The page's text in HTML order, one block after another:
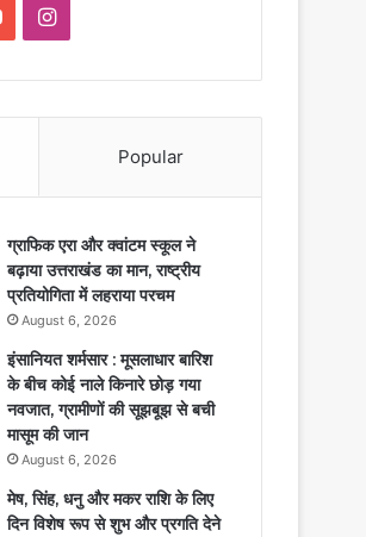
YouTubeInstagram
Popular
ग्राफिक एरा और क्वांटम स्कूल ने
बढ़ाया उत्तराखंड का मान, राष्ट्रीय
प्रतियोगिता में लहराया परचम
August 6, 2026
इंसानियत शर्मसार : मूसलाधार बारिश
के बीच कोई नाले किनारे छोड़ गया
नवजात, ग्रामीणों की सूझबूझ से बची
मासूम की जान
August 6, 2026
मेष, सिंह, धनु और मकर राशि के लिए
दिन विशेष रूप से शुभ और प्रगति देने